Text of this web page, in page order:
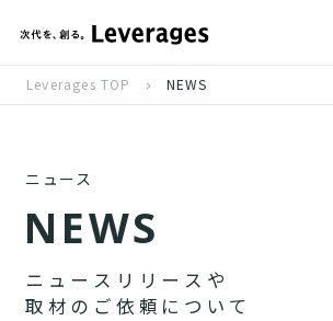
Leverages TOP NEWS
ニュース
NEWS
ニ ュ ー ス リ リ ー ス や
取 材 の ご 依 頼 に つ い て